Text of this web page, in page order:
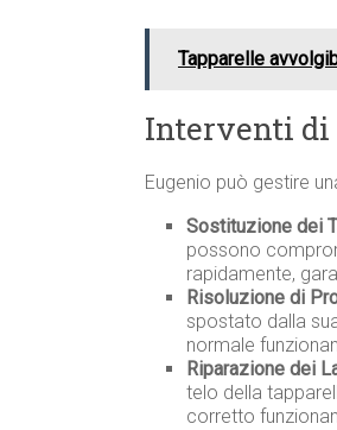
Tapparelle
Interventi di
Eugenio può gestire
Sostituzione dei
possono
rapidamente,
Risoluzione di
spostato dalla
normale
Riparazione dei
telo della
corretto